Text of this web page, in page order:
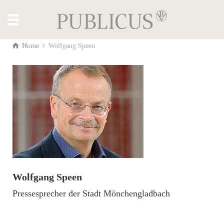
Home Wolfgang Speen
Wolfgang Speen
Pressesprecher der Stadt Mönchengladbach